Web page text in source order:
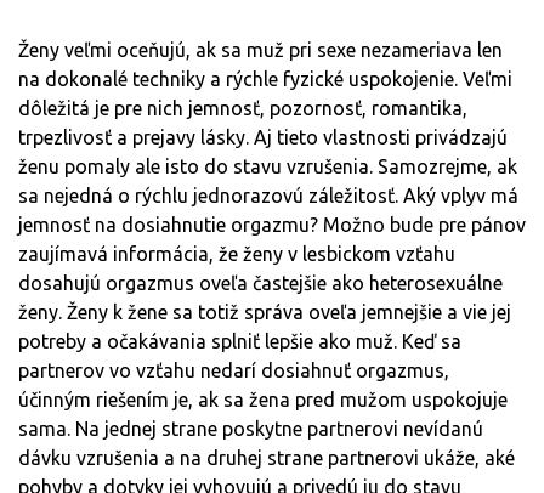
Ženy veľmi oceňujú, ak sa muž pri sexe nezameriava len
na dokonalé techniky a rýchle fyzické uspokojenie. Veľmi
dôležitá je pre nich jemnosť, pozornosť, romantika,
trpezlivosť a prejavy lásky. Aj tieto vlastnosti privádzajú
ženu pomaly ale isto do stavu vzrušenia. Samozrejme, ak
sa nejedná o rýchlu jednorazovú záležitosť. Aký vplyv má
jemnosť na dosiahnutie orgazmu? Možno bude pre pánov
zaujímavá informácia, že ženy v lesbickom vzťahu
dosahujú orgazmus oveľa častejšie ako heterosexuálne
ženy. Ženy k žene sa totiž správa oveľa jemnejšie a vie jej
potreby a očakávania splniť lepšie ako muž. Keď sa
partnerov vo vzťahu nedarí dosiahnuť orgazmus,
účinným riešením je, ak sa žena pred mužom uspokojuje
sama. Na jednej strane poskytne partnerovi nevídanú
dávku vzrušenia a na druhej strane partnerovi ukáže, aké
pohyby a dotyky jej vyhovujú a privedú ju do stavu